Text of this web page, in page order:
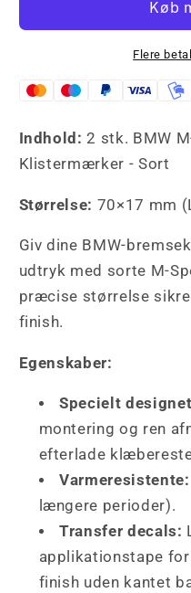
Sport
Bremsekaliber
Sort
Sport
Sort
Flere
Indhold: 2 stk. BMW
Klistermærker - Sort
Størrelse: 70×17 mm
Giv dine BMW-
udtryk med sorte M-
præcise størrelse
finish.
Egenskaber:
Specielt
montering og ren
efterlade
Varmeresistente:
længere perioder).
Transfer decals:
applikationstape
finish uden kantet